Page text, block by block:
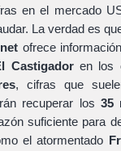
en el mercado
La verdad es
ofrece
Castigadoren los
, cifras que
recuperar los 35
suficiente para
el atormentado